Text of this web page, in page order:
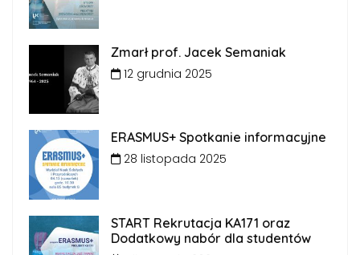
Zmarł prof. Jacek Semaniak
12 grudnia 2025
ERASMUS+ Spotkanie informacyjne
28 listopada 2025
START Rekrutacja KA171 oraz
Dodatkowy nabór dla studentów